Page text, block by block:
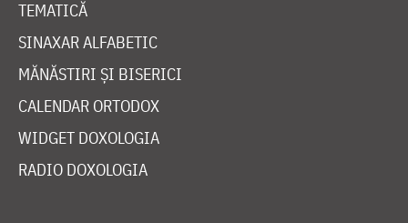
TEMATICĂ
SINAXAR ALFABETIC
MĂNĂSTIRI ȘI BISERICI
CALENDAR ORTODOX
WIDGET DOXOLOGIA
RADIO DOXOLOGIA